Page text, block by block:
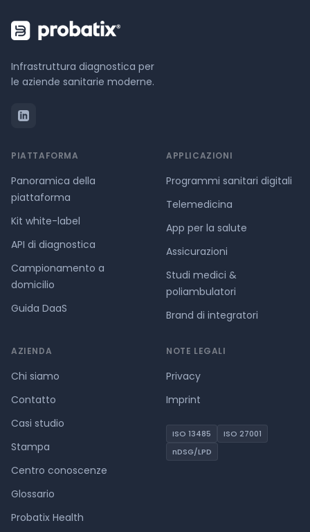
Infrastruttura diagnostica per
le aziende sanitarie moderne.
PIATTAFORMA
Panoramica della
piattaforma
Kit white-label
API di diagnostica
Campionamento a
domicilio
Guida DaaS
APPLICAZIONI
Programmi sanitari digitali
Telemedicina
App per la salute
Assicurazioni
Studi medici &
poliambulatori
Brand di integratori
AZIENDA
Chi siamo
Contatto
Casi studio
Stampa
Centro conoscenze
Glossario
Probatix Health
NOTE LEGALI
Privacy
Imprint
ISO 13485
ISO 27001
nDSG/LPD